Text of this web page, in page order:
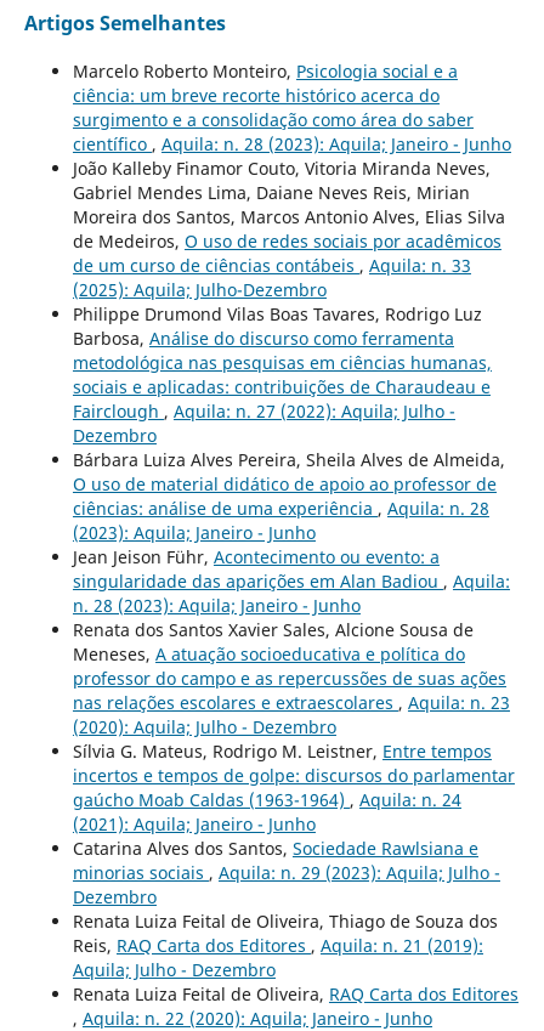
Artigos Semelhantes
Marcelo Roberto Monteiro, Psicologia social e a
ciência: um breve recorte histórico acerca do
surgimento e a consolidação como área do saber
científico , Aquila: n. 28 (2023): Aquila; Janeiro - Junho
João Kalleby Finamor Couto, Vitoria Miranda Neves,
Gabriel Mendes Lima, Daiane Neves Reis, Mirian
Moreira dos Santos, Marcos Antonio Alves, Elias Silva
de Medeiros, O uso de redes sociais por acadêmicos
de um curso de ciências contábeis , Aquila: n. 33
(2025): Aquila; Julho-Dezembro
Philippe Drumond Vilas Boas Tavares, Rodrigo Luz
Barbosa, Análise do discurso como ferramenta
metodológica nas pesquisas em ciências humanas,
sociais e aplicadas: contribuições de Charaudeau e
Fairclough , Aquila: n. 27 (2022): Aquila; Julho -
Dezembro
Bárbara Luiza Alves Pereira, Sheila Alves de Almeida,
O uso de material didático de apoio ao professor de
ciências: análise de uma experiência , Aquila: n. 28
(2023): Aquila; Janeiro - Junho
Jean Jeison Führ, Acontecimento ou evento: a
singularidade das aparições em Alan Badiou , Aquila:
n. 28 (2023): Aquila; Janeiro - Junho
Renata dos Santos Xavier Sales, Alcione Sousa de
Meneses, A atuação socioeducativa e política do
professor do campo e as repercussões de suas ações
nas relações escolares e extraescolares , Aquila: n. 23
(2020): Aquila; Julho - Dezembro
Sílvia G. Mateus, Rodrigo M. Leistner, Entre tempos
incertos e tempos de golpe: discursos do parlamentar
gaúcho Moab Caldas (1963-1964) , Aquila: n. 24
(2021): Aquila; Janeiro - Junho
Catarina Alves dos Santos, Sociedade Rawlsiana e
minorias sociais , Aquila: n. 29 (2023): Aquila; Julho -
Dezembro
Renata Luiza Feital de Oliveira, Thiago de Souza dos
Reis, RAQ Carta dos Editores , Aquila: n. 21 (2019):
Aquila; Julho - Dezembro
Renata Luiza Feital de Oliveira, RAQ Carta dos Editores
, Aquila: n. 22 (2020): Aquila; Janeiro - Junho